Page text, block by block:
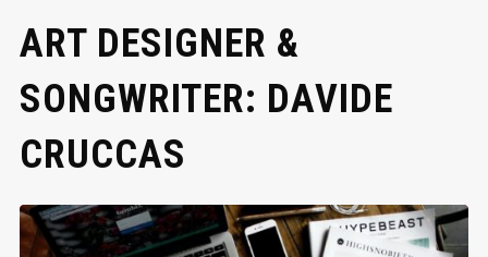
ART DESIGNER &
SONGWRITER: DAVIDE
CRUCCAS